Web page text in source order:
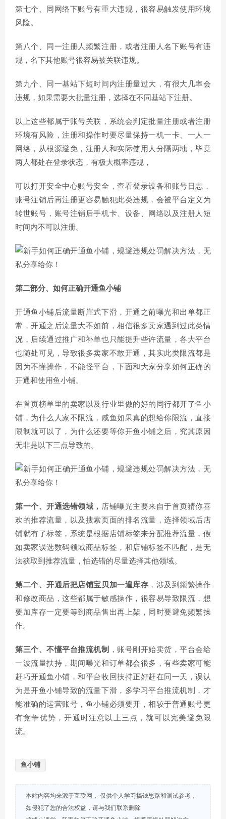
第七个、同网络下账号有重大违规，很容易触发使用环境
风险。
第八个、同一注册人频繁注册，或者注册人名下账号有违
规，名下其他账号很容易被关联违规。
第九个、同一基站下短时间内注册量过大，有很大几率会
违规，如果需要大批量注册，选择在不同基站下注册。
以上这些都属于账号关联，系统会判定批量注册或者注册
环境有风险，注册和操作时要尽量保持一机一卡、一人一
网络，从根源避免，注册人和实际使用人分隔两地，毕竟
两人都处在登录状态，有极大概率违规，
可以打开安全中心账号安全，查看登录设备和账号日志，
账号注销后再注册更容易触犯此类违规，会被平台定义为
转世账号，账号注销后手机卡、设备、网络以及注册人短
时间内不可以注册。
第二部分、如何正确开通鱼小铺
开通鱼小铺后流量断崖式下滑，开通之前曝光和出单都正
常，开通之后流量大不如前，相信很多卖家遇到过此类情
况，后续通过推广和补单也只能提升些许流量，各大平台
也随处可见，导致很多卖家不敢开通，其实此类限流都是
因为不懂操作，不能怪平台，下面和大家分享如何正确的
开通和使用鱼小铺。
在首页榜单里的卖家以及行业里做的好的同行都开了鱼小
铺，为什么人家不限流，咸鱼如果真的想给你限流，直接
限制就可以了，为什么还要等你开鱼小铺之后，究其原因
无非是以下三点导致的。
第一个、开通选错领域， 店铺曝光主要来自于首页猜你喜
欢的推荐流量，以及搜索页面的排名流量，选择领域后店
铺就有了标签，系统是根据店铺标签来分配推荐流量，假
如卖家误选数码领域商品标签，和店铺标签不匹配，是无
法获取到推荐流量，怕选错的尽量选择其他领域。
第二个、开通后把店铺宝贝加一遍库存 ，涉及到频繁操作
和修改商品，这些都属于敏感操作，很容易导致限流，想
要加库存一定要等到商品售出再上架，同时要避免频繁操
作。
第三个、不懂平台推流机制
，账号刚开始卖货，平台会给
一波流量扶持，期间曝光和订单都会很多，有些卖家可能
赶巧开通鱼小铺，和平台收回扶持正好赶在同一天，误认
为是开鱼小铺导致的流量下滑，多学习平台推流机制，才
能准确的运营账号，鱼小铺必须要开，相较于普通账号更
有竞争优势，开通时注意以上三点，就可以完美避免限
流。
鱼小铺
本站内容均来源于互联网， 仅供个人学习搞钱思路和测试参考，
如侵犯了您的合法权益，请与我们联系删除